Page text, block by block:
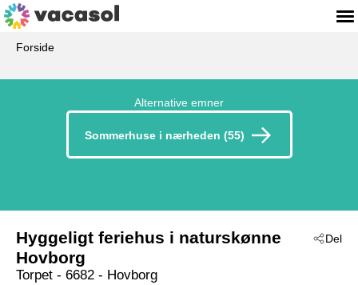
Forside
Alternative emner
Sommerhuse i nærheden (55)
Del
Hyggeligt feriehus i naturskønne
Hovborg
Torpet - 6682 - Hovborg